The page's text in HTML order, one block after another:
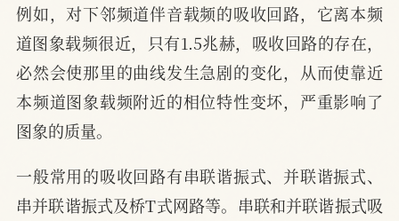
例如，对下邻频道伴音载频的吸收回路，它离本频
道图象载频很近，只有1.5兆赫，吸收回路的存在，
必然会使那里的曲线发生急剧的变化，从而使靠近
本频道图象载频附近的相位特性变坏，严重影响了
图象的质量。
一般常用的吸收回路有串联谐振式、并联谐振式、
串并联谐振式及桥T式网路等。串联和并联谐振式吸